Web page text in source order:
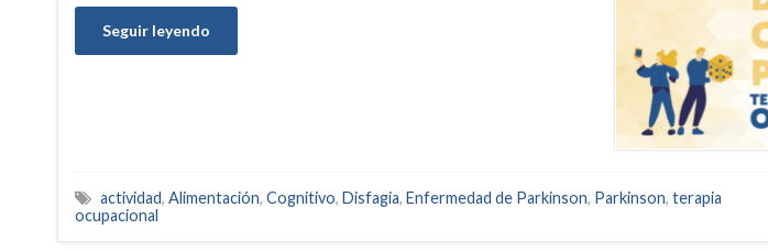
Seguir leyendo
actividad, Alimentación, Cognitivo, Disfagia, Enfermedad de Parkinson, Parkinson, terapia
ocupacional